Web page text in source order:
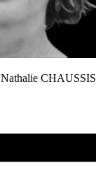
Nathalie CHAUSSIS